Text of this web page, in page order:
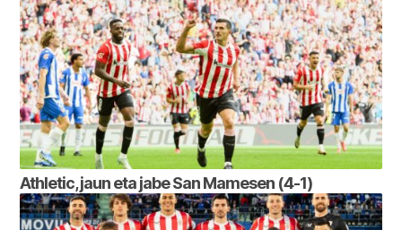
Athletic, jaun eta jabe San Mamesen (4-1)